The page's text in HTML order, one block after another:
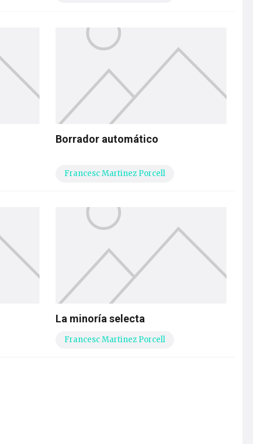
Borrador automático
Francesc Martinez Porcell
La minoría selecta
Francesc Martinez Porcell